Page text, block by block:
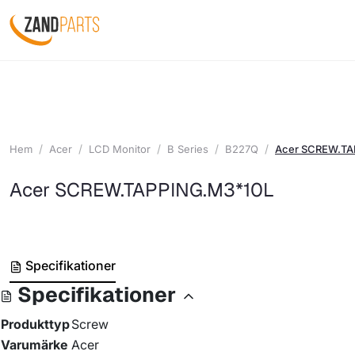
Hem Acer LCD Monitor B Series B227Q Acer
Acer SCREW.TAPPING.M3*10L
Specifikationer
Specifikationer
ProdukttypScrew
Varumärke Acer